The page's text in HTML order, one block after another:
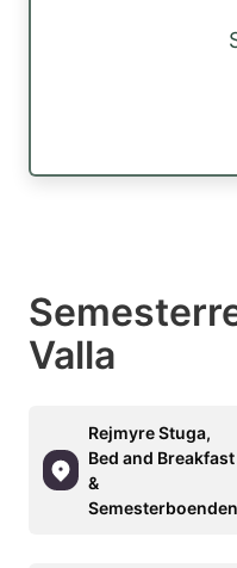
Valla
Rejmyre Stuga,
Bed and Breakfast
&
Semesterboenden